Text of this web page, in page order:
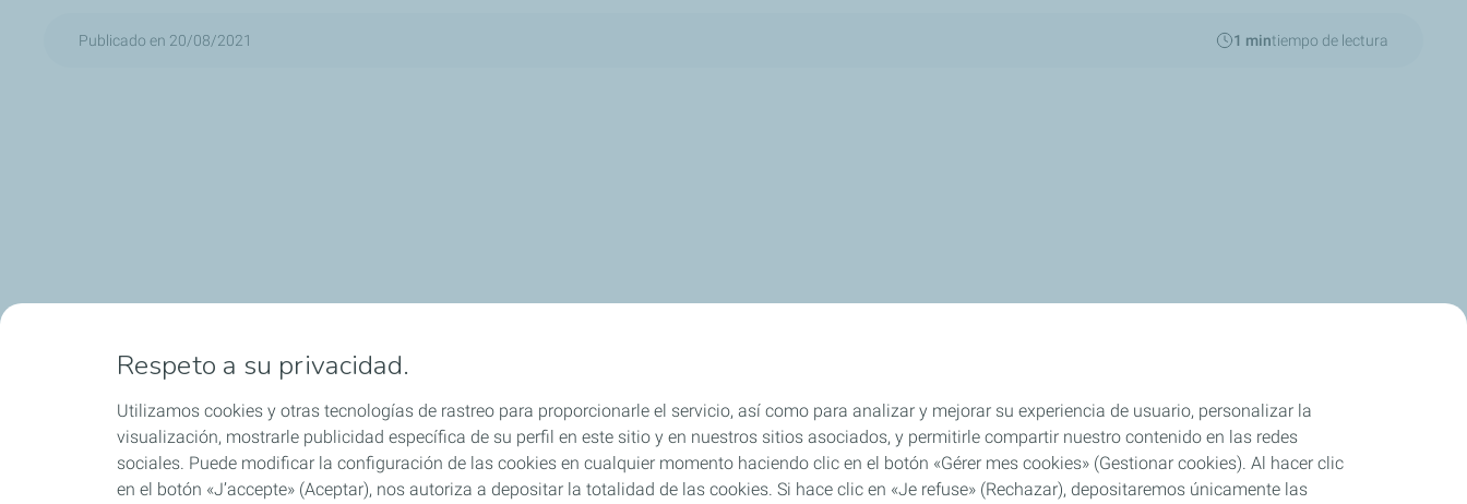
Publicado en 20/08/2021 1 mintiempo de lectura
Respeto a su privacidad.
Utilizamos cookies y otras tecnologías de rastreo para proporcionarle el servicio, así como para analizar y mejorar su experiencia de usuario, personalizar la
visualización, mostrarle publicidad específica de su perfil en este sitio y en nuestros sitios asociados, y permitirle compartir nuestro contenido en las redes
sociales. Puede modificar la configuración de las cookies en cualquier momento haciendo clic en el botón «Gérer mes cookies» (Gestionar cookies). Al hacer clic
en el botón «J’accepte» (Aceptar), nos autoriza a depositar la totalidad de las cookies. Si hace clic en «Je refuse» (Rechazar), depositaremos únicamente las